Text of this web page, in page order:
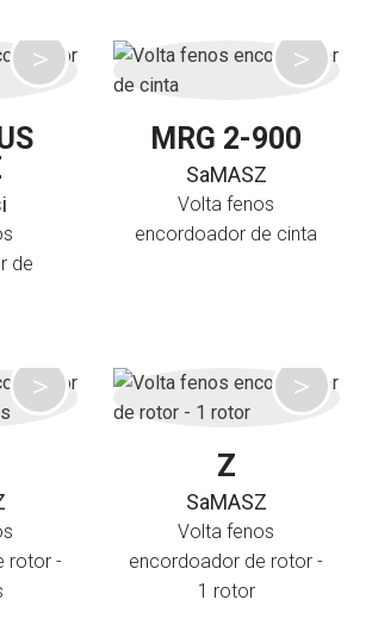
de
MRG 2-900
SaMASZ
Volta fenos
encordoador de cinta
rotor -
Z
SaMASZ
Volta fenos
encordoador de rotor -
1 rotor